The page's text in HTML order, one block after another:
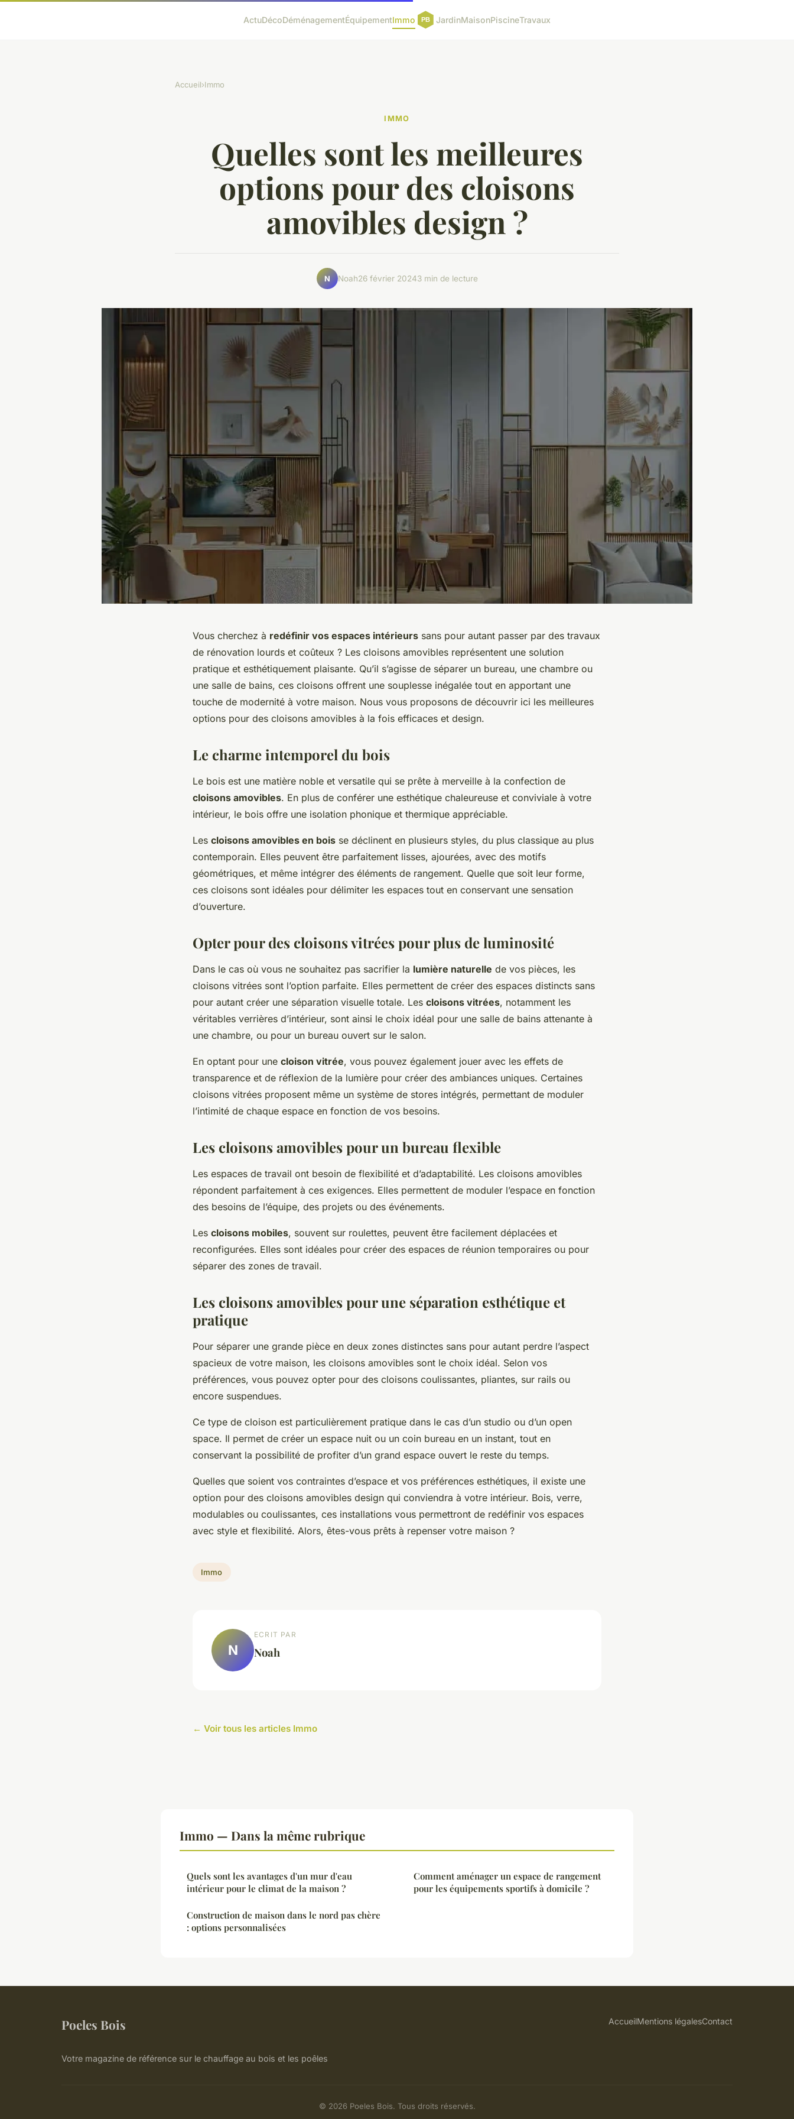
ActuDécoDéménagementÉquipementImmo JardinMaisonPiscineTravaux
Accueil›Immo
IMMO
Quelles sont les meilleures
options pour des cloisons
amovibles design ?
N Noah26 février 20243 min de lecture
Vous cherchez à redéfinir vos espaces intérieurs sans pour autant passer par des travaux
de rénovation lourds et coûteux ? Les cloisons amovibles représentent une solution
pratique et esthétiquement plaisante. Qu’il s’agisse de séparer un bureau, une chambre ou
une salle de bains, ces cloisons offrent une souplesse inégalée tout en apportant une
touche de modernité à votre maison. Nous vous proposons de découvrir ici les meilleures
options pour des cloisons amovibles à la fois efficaces et design.
Le charme intemporel du bois
Le bois est une matière noble et versatile qui se prête à merveille à la confection de
cloisons amovibles. En plus de conférer une esthétique chaleureuse et conviviale à votre
intérieur, le bois offre une isolation phonique et thermique appréciable.
Les cloisons amovibles en bois se déclinent en plusieurs styles, du plus classique au plus
contemporain. Elles peuvent être parfaitement lisses, ajourées, avec des motifs
géométriques, et même intégrer des éléments de rangement. Quelle que soit leur forme,
ces cloisons sont idéales pour délimiter les espaces tout en conservant une sensation
d’ouverture.
Opter pour des cloisons vitrées pour plus de luminosité
Dans le cas où vous ne souhaitez pas sacrifier la lumière naturelle de vos pièces, les
cloisons vitrées sont l’option parfaite. Elles permettent de créer des espaces distincts sans
pour autant créer une séparation visuelle totale. Les cloisons vitrées, notamment les
véritables verrières d’intérieur, sont ainsi le choix idéal pour une salle de bains attenante à
une chambre, ou pour un bureau ouvert sur le salon.
En optant pour une cloison vitrée, vous pouvez également jouer avec les effets de
transparence et de réflexion de la lumière pour créer des ambiances uniques. Certaines
cloisons vitrées proposent même un système de stores intégrés, permettant de moduler
l’intimité de chaque espace en fonction de vos besoins.
Les cloisons amovibles pour un bureau flexible
Les espaces de travail ont besoin de flexibilité et d’adaptabilité. Les cloisons amovibles
répondent parfaitement à ces exigences. Elles permettent de moduler l’espace en fonction
des besoins de l’équipe, des projets ou des événements.
Les cloisons mobiles, souvent sur roulettes, peuvent être facilement déplacées et
reconfigurées. Elles sont idéales pour créer des espaces de réunion temporaires ou pour
séparer des zones de travail.
Les cloisons amovibles pour une séparation esthétique et
pratique
Pour séparer une grande pièce en deux zones distinctes sans pour autant perdre l’aspect
spacieux de votre maison, les cloisons amovibles sont le choix idéal. Selon vos
préférences, vous pouvez opter pour des cloisons coulissantes, pliantes, sur rails ou
encore suspendues.
Ce type de cloison est particulièrement pratique dans le cas d’un studio ou d’un open
space. Il permet de créer un espace nuit ou un coin bureau en un instant, tout en
conservant la possibilité de profiter d’un grand espace ouvert le reste du temps.
Quelles que soient vos contraintes d’espace et vos préférences esthétiques, il existe une
option pour des cloisons amovibles design qui conviendra à votre intérieur. Bois, verre,
modulables ou coulissantes, ces installations vous permettront de redéfinir vos espaces
avec style et flexibilité. Alors, êtes-vous prêts à repenser votre maison ?
Immo
N
ECRIT PAR
Noah
← Voir tous les articles Immo
Immo — Dans la même rubrique
Quels sont les avantages d'un mur d'eau
intérieur pour le climat de la maison ?
Construction de maison dans le nord pas chère
: options personnalisées
Comment aménager un espace de rangement
pour les équipements sportifs à domicile ?
Poeles Bois
Votre magazine de référence sur le chauffage au bois et les poêles
AccueilMentions légalesContact
© 2026 Poeles Bois. Tous droits réservés.